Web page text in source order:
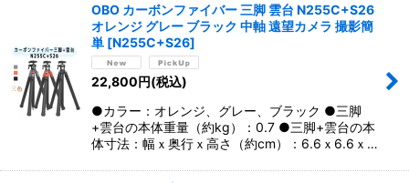
OBO カーボンファイバー 三脚 雲台 N255C+S26
オレンジ グレー ブラック 中軸 遠望カメラ 撮影簡
単 [N255C+S26]
22,800 円(税込)
●カラー：オレンジ、グレー、ブラック ●三脚
+雲台の本体重量（約kg）：0.7 ●三脚+雲台の本
体寸法：幅ｘ奥行ｘ高さ（約cm）：6.6ｘ6.6ｘ…